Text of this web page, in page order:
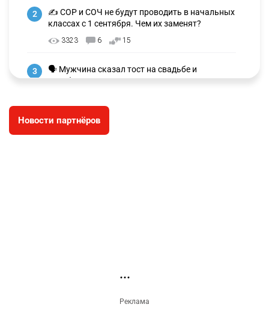
2
✍️ СОР и СОЧ не будут проводить в начальных
классах с 1 сентября. Чем их заменят?
3323 6 15
3
🗣 Мужчина сказал тост на свадьбе и
заработал уголовное дело
🐏 Скота больше, а мясо дороже. Почему в
Казахстане продолжают расти цены на
қаһарманы Ивана Гапича
Новости партнёров